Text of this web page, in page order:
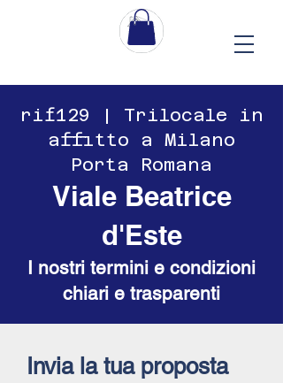
​​rif129 | Trilocale in
affitto a Milano
Porta Romana
Viale Beatrice
d'Este
I nostri termini e condizioni
chiari e trasparenti
Invia la tua proposta